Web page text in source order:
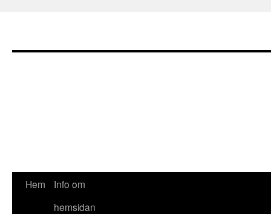
Hem
Info om
hemsidan